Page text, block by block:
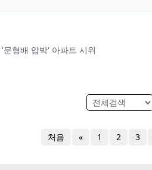
형배 압박' 아파트 시위
처음 « 1 2 3